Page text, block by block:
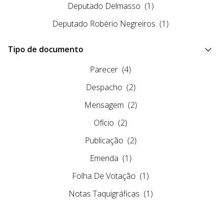
Deputado Delmasso (1)
Deputado Robério Negreiros (1)
Tipo de documento
Parecer (4)
Despacho (2)
Mensagem (2)
Ofício (2)
Publicação (2)
Emenda (1)
Folha De Votação (1)
Notas Taquigráficas (1)